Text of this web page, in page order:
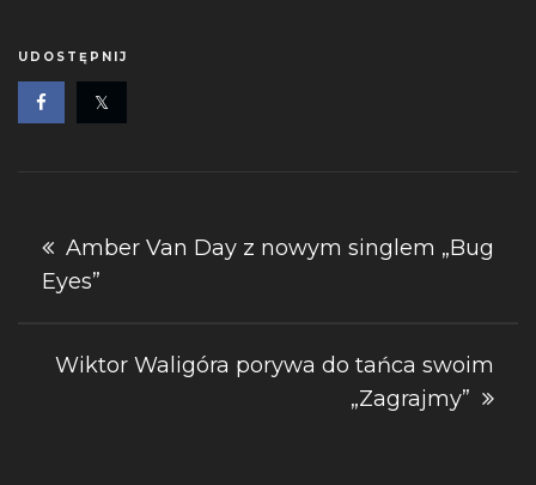
UDOSTĘPNIJ
Nawigacja
wpisu
Amber Van Day z nowym singlem „Bug
Eyes”
Wiktor Waligóra porywa do tańca swoim
„Zagrajmy”